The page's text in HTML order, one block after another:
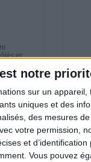
notre
sur un appareil,
uniques et des
des mesures
votre permission,
et d’identification
Vous pouvez
et
Voir tout